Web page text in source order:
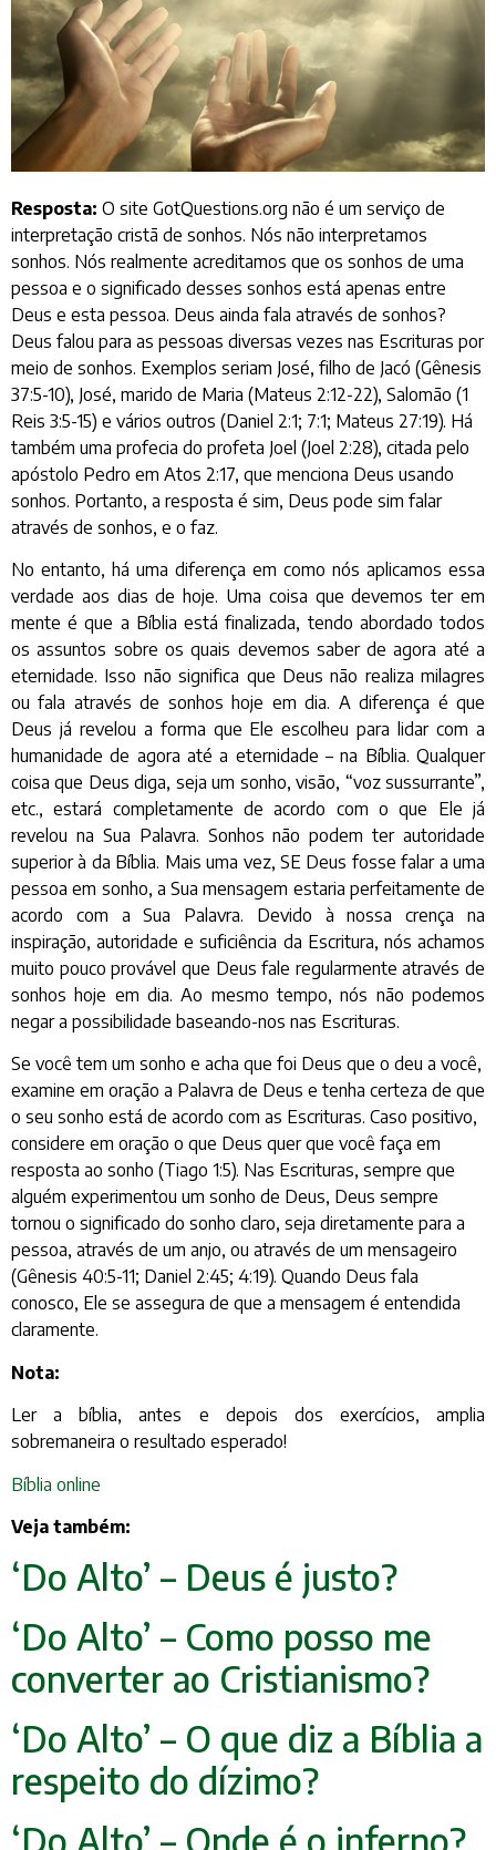
Resposta: O site GotQuestions.org não é um serviço de
interpretação cristã de sonhos. Nós não interpretamos
sonhos. Nós realmente acreditamos que os sonhos de uma
pessoa e o significado desses sonhos está apenas entre
Deus e esta pessoa. Deus ainda fala através de sonhos?
Deus falou para as pessoas diversas vezes nas Escrituras por
meio de sonhos. Exemplos seriam José, filho de Jacó (Gênesis
37:5-10), José, marido de Maria (Mateus 2:12-22), Salomão (1
Reis 3:5-15) e vários outros (Daniel 2:1; 7:1; Mateus 27:19). Há
também uma profecia do profeta Joel (Joel 2:28), citada pelo
apóstolo Pedro em Atos 2:17, que menciona Deus usando
sonhos. Portanto, a resposta é sim, Deus pode sim falar
através de sonhos, e o faz.
No entanto, há uma diferença em como nós aplicamos essa
verdade aos dias de hoje. Uma coisa que devemos ter em
mente é que a Bíblia está finalizada, tendo abordado todos
os assuntos sobre os quais devemos saber de agora até a
eternidade. Isso não significa que Deus não realiza milagres
ou fala através de sonhos hoje em dia. A diferença é que
Deus já revelou a forma que Ele escolheu para lidar com a
humanidade de agora até a eternidade – na Bíblia. Qualquer
coisa que Deus diga, seja um sonho, visão, “voz sussurrante”,
etc., estará completamente de acordo com o que Ele já
revelou na Sua Palavra. Sonhos não podem ter autoridade
superior à da Bíblia. Mais uma vez, SE Deus fosse falar a uma
pessoa em sonho, a Sua mensagem estaria perfeitamente de
acordo com a Sua Palavra. Devido à nossa crença na
inspiração, autoridade e suficiência da Escritura, nós achamos
muito pouco provável que Deus fale regularmente através de
sonhos hoje em dia. Ao mesmo tempo, nós não podemos
negar a possibilidade baseando-nos nas Escrituras.
Se você tem um sonho e acha que foi Deus que o deu a você,
examine em oração a Palavra de Deus e tenha certeza de que
o seu sonho está de acordo com as Escrituras. Caso positivo,
considere em oração o que Deus quer que você faça em
resposta ao sonho (Tiago 1:5). Nas Escrituras, sempre que
alguém experimentou um sonho de Deus, Deus sempre
tornou o significado do sonho claro, seja diretamente para a
pessoa, através de um anjo, ou através de um mensageiro
(Gênesis 40:5-11; Daniel 2:45; 4:19). Quando Deus fala
conosco, Ele se assegura de que a mensagem é entendida
claramente.
Nota:
Ler a bíblia, antes e depois dos exercícios, amplia
sobremaneira o resultado esperado!
Bíblia online
Veja também:
‘Do Alto’ – Deus é justo?
‘Do Alto’ – Como posso me
converter ao Cristianismo?
‘Do Alto’ – O que diz a Bíblia a
respeito do dízimo?
‘Do Alto’ – Onde é o inferno?